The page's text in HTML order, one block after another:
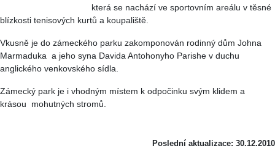
která se nachází ve sportovním areálu v těsné
blízkosti tenisových kurtů a koupaliště.
Vkusně je do zámeckého parku zakomponován rodinný dům Johna
Marmaduka a jeho syna Davida Antohonyho Parishe v duchu
anglického venkovského sídla.
Zámecký park je i vhodným místem k odpočinku svým klidem a
krásou mohutných stromů.
Poslední aktualizace: 30.12.2010